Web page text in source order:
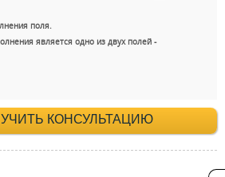
поля.
является одно из двух полей -
КОНСУЛЬТАЦИЮ
+7 (495) 660-35-